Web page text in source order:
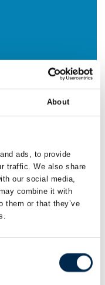
About
ads, to provide
traffic. We also share
our social media,
combine it with
them or that they’ve